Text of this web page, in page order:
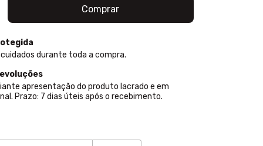
durante toda a compra.
apresentação do produto lacrado e em
Prazo: 7 dias úteis após o recebimento.